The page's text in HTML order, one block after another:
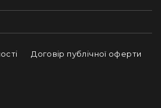
Договір публічної оферти